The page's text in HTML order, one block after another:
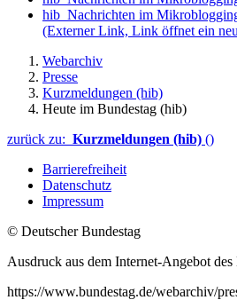
hib_Nachrichten im
(Externer Link, Link öffnet ein
Webarchiv
Presse
Kurzmeldungen (hib)
Heute im Bundestag (hib)
zurück zu: Kurzmeldungen (hib) ()
Barrierefreiheit
Datenschutz
Impressum
© Deutscher Bundestag
Ausdruck aus dem Internet-Angebot des
https://www.bundestag.de/webarchiv/